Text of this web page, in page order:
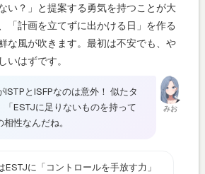
い？」と提案する勇気を持つことが大
「計画を立てずに出かける日」を作る
な風が吹きます。最初は不安でも、や
いはずです。
みお
ISTPとISFPなのは意外！ 似たタ
「ESTJに足りないものを持って
性なんだね。
ESTJに「コントロールを手放す力」